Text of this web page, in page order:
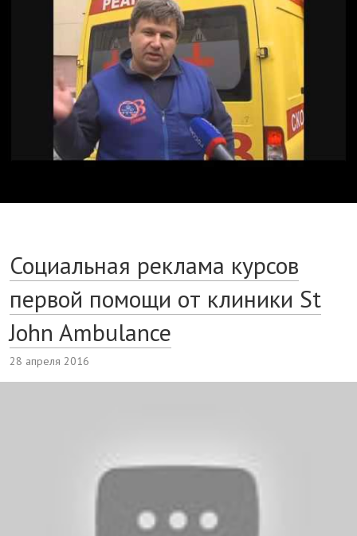
Социальная реклама курсов
первой помощи от клиники St
John Ambulance
28 апреля 2016